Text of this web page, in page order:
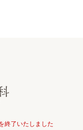
終了いたしました